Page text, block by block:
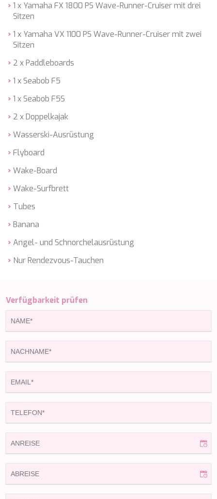
1 x Yamaha FX 1800 PS Wave-Runner-Cruiser mit drei
Sitzen
1 x Yamaha VX 1100 PS Wave-Runner-Cruiser mit zwei
Sitzen
2 x Paddleboards
1 x Seabob F5
1 x Seabob F5S
2 x Doppelkajak
Wasserski-Ausrüstung
Flyboard
Wake-Board
Wake-Surfbrett
Tubes
Banana
Angel- und Schnorchelausrüstung
Nur Rendezvous-Tauchen
Verfügbarkeit prüfen
LADY GITA
LADY TRUDY
LATITUDE
LE VERSEAU
LEGENDARY
LEL
LIFE IS GOOD
LUCKY
LUISA
MAGNA GRECIA
MAKANI II
MAMMA MIA
MARALLURE
MARICAN FOREVER
MARQUISE
MARY-JEAN II
MI ALMA
MIA ZOI
MILLESIME
MILOS AT SEA
MIO BARCO
MIRAVAL
MISS B
MISS CHRISTINE
MOONLIGHT
MOZZ II
MUSICA MUSICA
MY EDEN
MYRA
MYSTIC